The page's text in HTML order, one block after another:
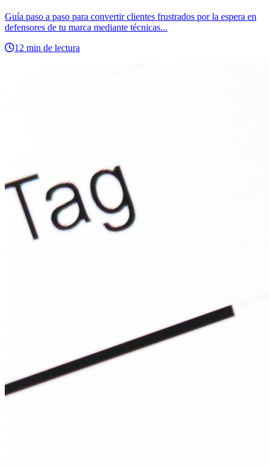
Guía paso a paso para convertir clientes frustrados por la espera en
defensores de tu marca mediante técnicas...
12 min de lectura